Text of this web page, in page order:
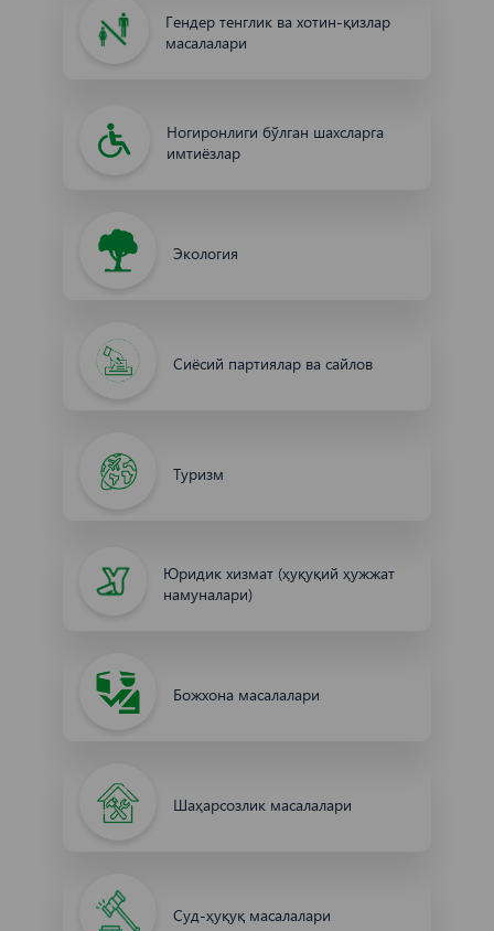
Гендер тенглик ва хотин-қизлар
масалалари
Ногиронлиги бўлган шахсларга
имтиёзлар
Экология
Сиёсий партиялар ва сайлов
Туризм
Юридик хизмат (ҳуқуқий ҳужжат
намуналари)
Божхона масалалари
Шаҳарсозлик масалалари
Суд-ҳуқуқ масалалари